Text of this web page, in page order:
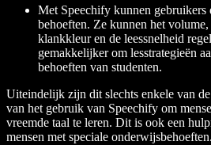
Met Speechify kunnen gebruikers
behoeften. Ze kunnen het
klankkleur en de leessnelheid
gemakkelijker om lesstrategieën
behoeften van studenten.
Uiteindelijk zijn dit slechts enkele van
van het gebruik van Speechify om
vreemde taal te leren. Dit is ook een
mensen met speciale onderwijsbehoeften.